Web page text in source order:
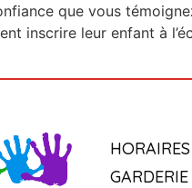
que vous
inscrire leur enfant à
HORAIRES
GARDERIE